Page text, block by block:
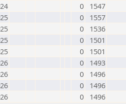
0
1547
0
1557
0
1536
0
1501
0
1501
0
1493
0
1496
0
1496
0 1496